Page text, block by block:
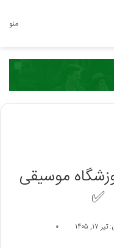
منو
آموزشگاه موسیقی
۱۴۰۵
۰